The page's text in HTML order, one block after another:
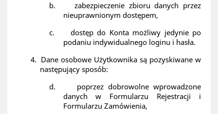
b.
zabezpieczenie zbioru danych przez
nieuprawnionym dostępem,
c.
dostęp do Konta możliwy jedynie po
podaniu indywidualnego loginu i hasła.
4. Dane osobowe Użytkownika są pozyskiwane w
następujący sposób:
d.
poprzez dobrowolne wprowadzone
danych w Formularzu Rejestracji i
Formularzu Zamówienia,